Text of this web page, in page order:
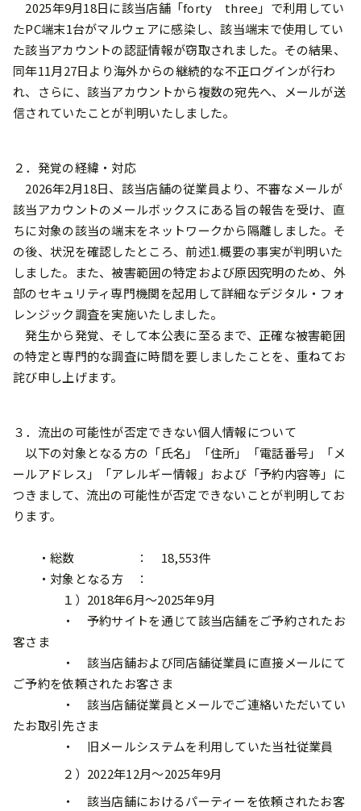
2025年9月18日に該当店舗「forty three」で利用してい
たPC端末1台がマルウェアに感染し、該当端末で使用してい
た該当アカウントの認証情報が窃取されました。その結果、
同年11月27日より海外からの継続的な不正ログインが行わ
れ、さらに、該当アカウントから複数の宛先へ、メールが送
信されていたことが判明いたしました。
２．発覚の経緯・対応
2026年2月18日、該当店舗の従業員より、不審なメールが
該当アカウントのメールボックスにある旨の報告を受け、直
ちに対象の該当の端末をネットワークから隔離しました。そ
の後、状況を確認したところ、前述1.概要の事実が判明いた
しました。また、被害範囲の特定および原因究明のため、外
部のセキュリティ専門機関を起用して詳細なデジタル・フォ
レンジック調査を実施いたしました。
発生から発覚、そして本公表に至るまで、正確な被害範囲
の特定と専門的な調査に時間を要しましたことを、重ねてお
詫び申し上げます。
３．流出の可能性が否定できない個人情報について
以下の対象となる方の「氏名」「住所」「電話番号」「メ
ールアドレス」「アレルギー情報」および「予約内容等」に
つきまして、流出の可能性が否定できないことが判明してお
ります。
・総数 ： 18,553件
・対象となる方 ：
１）2018年6月～2025年9月
・ 予約サイトを通じて該当店舗をご予約されたお
客さま
・ 該当店舗および同店舗従業員に直接メールにて
ご予約を依頼されたお客さま
・ 該当店舗従業員とメールでご連絡いただいてい
たお取引先さま
・ 旧メールシステムを利用していた当社従業員
２）2022年12月～2025年9月
・ 該当店舗におけるパーティーを依頼されたお客